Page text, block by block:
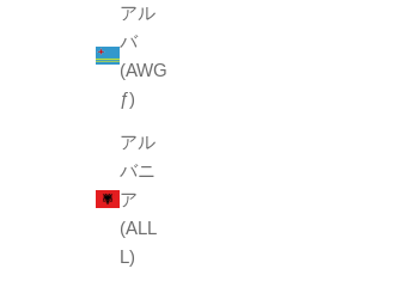
アル
バ
(AWG
ƒ)
アル
バニ
ア
(ALL
L)